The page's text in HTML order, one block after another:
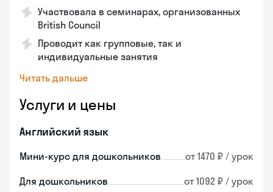
Участвовала в семинарах, организованных
British Council
Проводит как групповые, так и
индивидуальные занятия
Читать дальше
Услуги и цены
Английский язык
Мини-курс для дошкольников от 1470 ₽ / урок
Для дошкольников от 1092 ₽ / урок